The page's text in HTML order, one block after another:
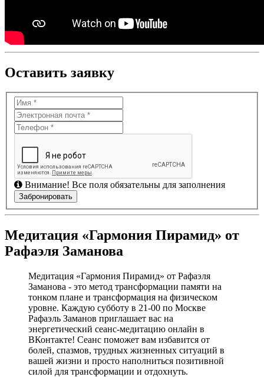
Оставить заявку
Внимание! Все поля обязательны для заполнения
Медитация «Гармония Пирамид» от
Рафаэля Заманова
Медитация «Гармония Пирамид» от Рафаэля
Заманова - это метод трансформации памяти на
тонком плане и трансформация на физическом
уровне. Каждую субботу в 21-00 по Москве
Рафаэль Заманов приглашает вас на
энергетический сеанс-медитацию онлайн в
ВКонтакте! Сеанс поможет вам избавится от
болей, спазмов, трудных жизненных ситуаций в
вашей жизни и просто наполниться позитивной
силой для трансформации и отдохнуть.